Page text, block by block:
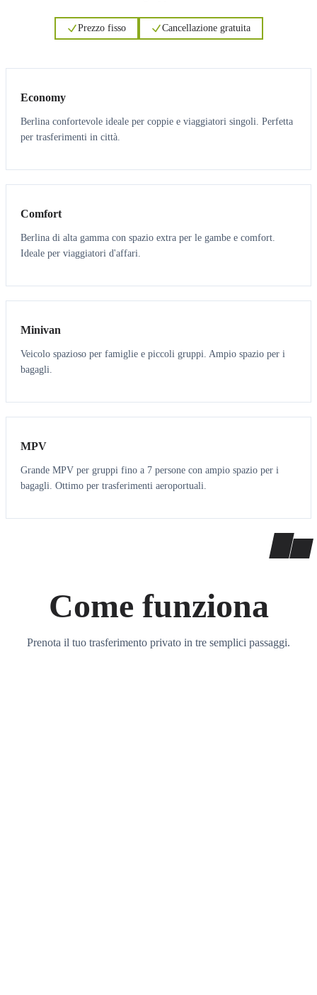
Prezzo fisso Cancellazione gratuita
Economy
Berlina confortevole ideale per coppie e viaggiatori singoli. Perfetta
per trasferimenti in città.
3 3
Comfort
Berlina di alta gamma con spazio extra per le gambe e comfort.
Ideale per viaggiatori d'affari.
6 5
Minivan
Veicolo spazioso per famiglie e piccoli gruppi. Ampio spazio per i
bagagli.
7 7
MPV
Grande MPV per gruppi fino a 7 persone con ampio spazio per i
bagagli. Ottimo per trasferimenti aeroportuali.
Come funziona
Prenota il tuo trasferimento privato in tre semplici passaggi.